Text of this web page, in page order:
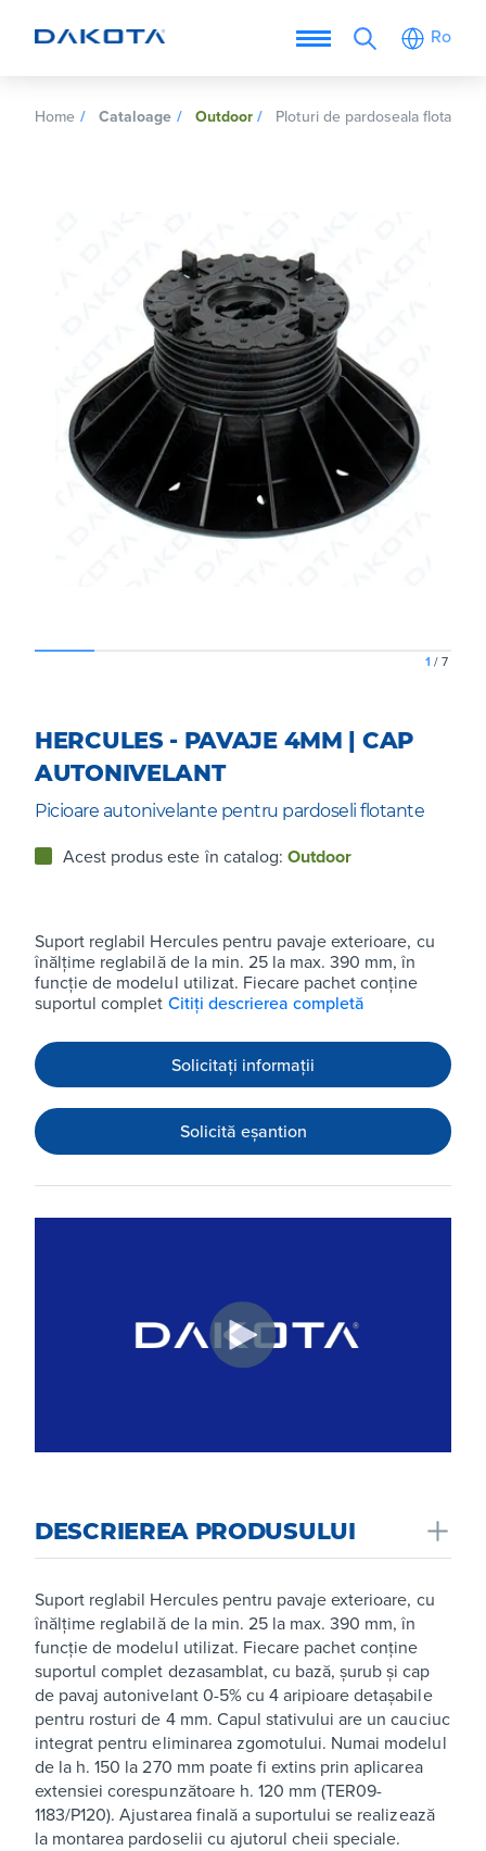
Ro
Home Cataloage Outdoor Ploturi de pardoseala flotanta
1 /7
HERCULES - PAVAJE 4MM | CAP
AUTONIVELANT
Picioare autonivelante pentru pardoseli flotante
Acest produs este în catalog: Outdoor
Suport reglabil Hercules pentru pavaje exterioare, cu
înălțime reglabilă de la min. 25 la max. 390 mm, în
funcție de modelul utilizat. Fiecare pachet conține
suportul complet Citiți descrierea completă
Solicitați informații
Solicită eșantion
DESCRIEREA PRODUSULUI
Suport reglabil Hercules pentru pavaje exterioare, cu
înălțime reglabilă de la min. 25 la max. 390 mm, în
funcție de modelul utilizat. Fiecare pachet conține
suportul complet dezasamblat, cu bază, șurub și cap
de pavaj autonivelant 0-5% cu 4 aripioare detașabile
pentru rosturi de 4 mm. Capul stativului are un cauciuc
integrat pentru eliminarea zgomotului. Numai modelul
de la h. 150 la 270 mm poate fi extins prin aplicarea
extensiei corespunzătoare h. 120 mm (TER09-
1183/P120). Ajustarea finală a suportului se realizează
la montarea pardoselii cu ajutorul cheii speciale.